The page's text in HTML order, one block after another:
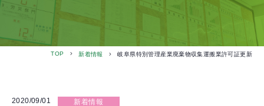
TOP 新着情報 岐阜県特別管理産業廃棄物収集運搬業許可証更新
2020/09/01 新着情報